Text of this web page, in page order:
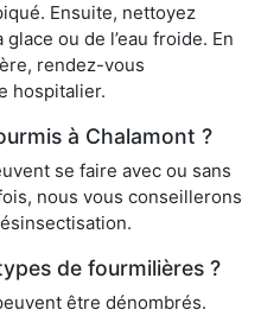
Ensuite, nettoyez
ou de l’eau froide. En
rendez-vous
hospitalier.
à Chalamont ?
se faire avec ou sans
nous vous conseillerons
de fourmilières ?
être dénombrés.